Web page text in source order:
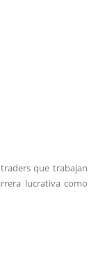
que trabajan
lucrativa como